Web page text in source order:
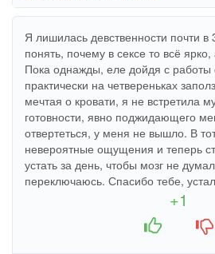
Я лишилась девственности почти в
понять, почему в сексе то всё
Пока однажды, еле дойдя с работы
практически на четвереньках
мечтая о кровати, я не встретила
готовности, явно поджидающего
отвертеться, у меня не вышло. В
невероятные ощущения и теперь
устать за день, чтобы мозг не
переключаюсь. Спасибо тебе,
+1